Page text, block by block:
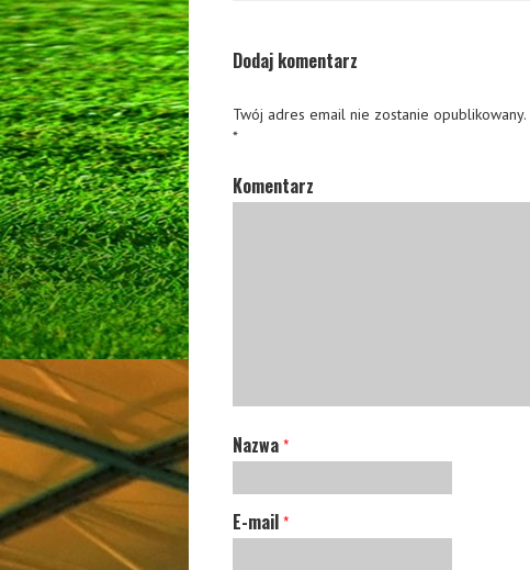
Dodaj komentarz
Twój adres email nie zostanie opublikowany.
*
Komentarz
Nazwa *
E-mail *